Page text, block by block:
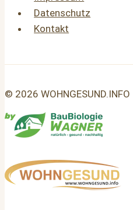
Datenschutz
Kontakt
© 2026 WOHNGESUND.INFO